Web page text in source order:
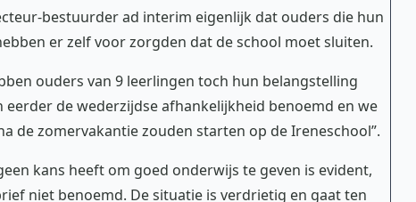
bestuurder ad interim eigenlijk dat ouders die hun
er zelf voor zorgden dat de school moet sluiten.
ouders van 9 leerlingen toch hun belangstelling
de wederzijdse afhankelijkheid benoemd en we
de zomervakantie zouden starten op de Ireneschool”.
kans heeft om goed onderwijs te geven is evident,
niet benoemd. De situatie is verdrietig en gaat ten